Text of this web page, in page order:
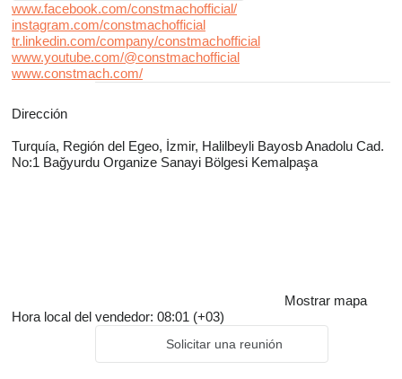
www.facebook.com/constmachofficial/
instagram.com/constmachofficial
tr.linkedin.com/company/constmachofficial
www.youtube.com/@constmachofficial
www.constmach.com/
Dirección
Turquía, Región del Egeo, İzmir, Halilbeyli Bayosb Anadolu Cad.
No:1 Bağyurdu Organize Sanayi Bölgesi Kemalpaşa
Mostrar mapa
Hora local del vendedor: 08:01 (+03)
Solicitar una reunión